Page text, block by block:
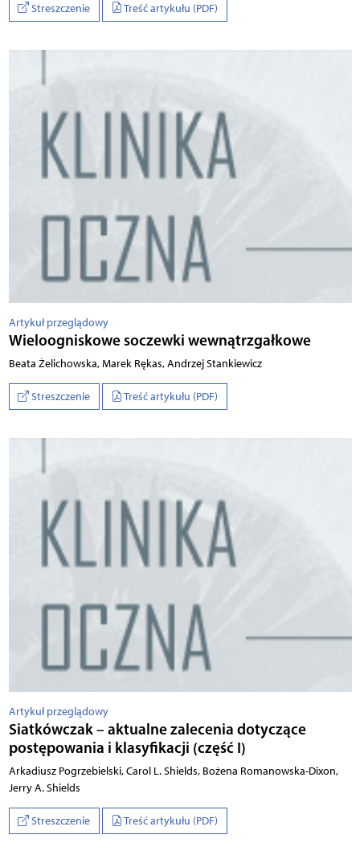
Streszczenie Treść artykułu (PDF)
Artykuł przeglądowy
Wieloogniskowe soczewki wewnątrzgałkowe
Beata Żelichowska, Marek Rękas, Andrzej Stankiewicz
Streszczenie Treść artykułu (PDF)
Artykuł przeglądowy
Siatkówczak – aktualne zalecenia dotyczące
postępowania i klasyfikacji (część I)
Arkadiusz Pogrzebielski, Carol L. Shields, Bożena Romanowska-Dixon,
Jerry A. Shields
Streszczenie Treść artykułu (PDF)